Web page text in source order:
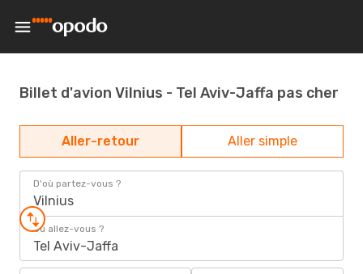
Billet d'avion Vilnius - Tel Aviv-Jaffa pas cher
Aller-retour Aller simple
D'où partez-vous ?
Vilnius
Où allez-vous ?
Tel Aviv-Jaffa